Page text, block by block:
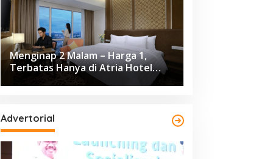
Menginap 2 Malam – Harga 1,
Terbatas Hanya di Atria Hotel
Advertorial